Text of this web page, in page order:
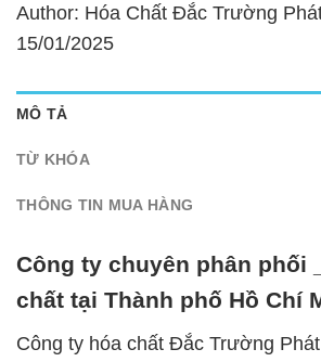
Author: Hóa Chất Đắc Trường
15/01/2025
MÔ TẢ
TỪ KHÓA
THÔNG TIN MUA HÀNG
Công ty chuyên phân phối
chất tại Thành phố Hồ Chí
Công ty hóa chất Đắc Trường